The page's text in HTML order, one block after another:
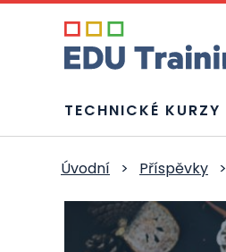
TECHNICKÉ KURZY
Úvodní > Příspěvky >